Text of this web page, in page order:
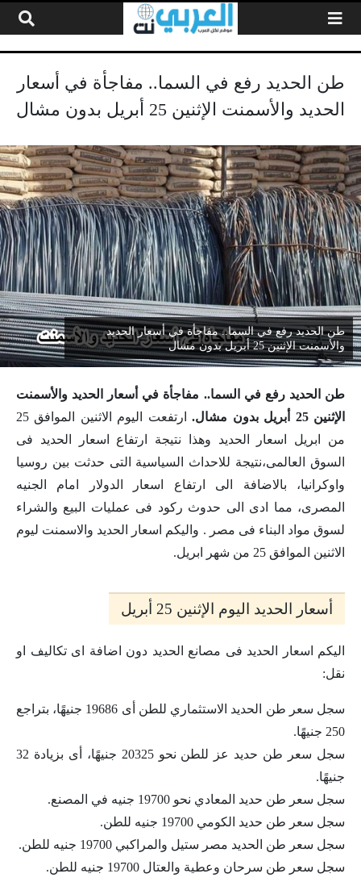
طن الحديد رفع في السما.. مفاجأة في أسعار
الحديد والأسمنت الإثنين 25 أبريل بدون مشال
طن الحديد رفع في السما.. مفاجأة في أسعار الحديد
والأسمنت الإثنين 25 أبريل بدون مشال
طن الحديد رفع في السما.. مفاجأة في أسعار الحديد والأسمنت
الإثنين 25 أبريل بدون مشال.
ارتفعت اليوم الاثنين الموافق 25
من ابريل اسعار الحديد وهذا نتيجة ارتفاع اسعار الحديد فى
السوق العالمى،نتيجة للاحداث السياسية التى حدثت بين روسيا
واوكرانيا، بالاضافة الى ارتفاع اسعار الدولار امام الجنيه
المصرى، مما ادى الى حدوث ركود فى عمليات البيع والشراء
لسوق مواد البناء فى مصر . واليكم اسعار الحديد والاسمنت ليوم
الاثنين الموافق 25 من شهر ابريل.
أسعار الحديد اليوم الإثنين 25 أبريل
اليكم اسعار الحديد فى مصانع الحديد دون اضافة اى تكاليف او
نقل:
سجل سعر طن الحديد الاستثماري للطن أى 19686 جنيهًا، بتراجع
250 جنيهًا.
سجل سعر طن حديد عز للطن نحو 20325 جنيهًا، أى بزيادة 32
جنيهًا.
سجل سعر طن حديد المعادي نحو 19700 جنيه في المصنع.
سجل سعر طن حديد الكومي 19700 جنيه للطن.
سجل سعر طن الحديد مصر ستيل والمراكبي 19700 جنيه للطن.
سجل سعر طن سرحان وعطية والعتال 19700 جنيه للطن.